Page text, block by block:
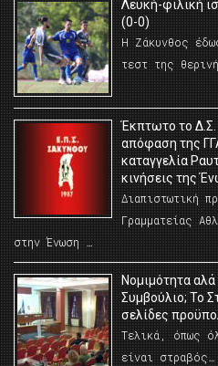
Λευκή-φιλική
(0-0)
Η Ζάκυνθος
τεστ της
Έκπτωτο το
απόφαση της
καταγγελία
κινήσεις της
Διαπιστωτική
Γραμματείας
στην Ένωση …
Νομιμότητα
Συμβούλιο; Το
σελίδες
Τελικά, όπως
είναι